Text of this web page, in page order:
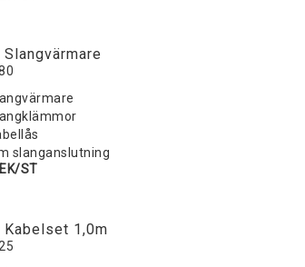
slanganslutning
ST
Kabelset 1,0m